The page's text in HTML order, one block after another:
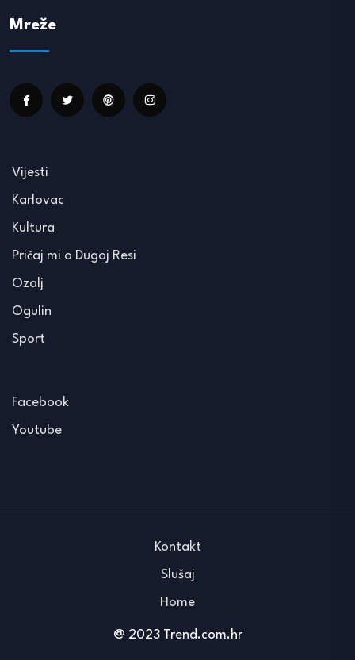
Mreže
Vijesti
Karlovac
Kultura
Pričaj mi o Dugoj Resi
Ozalj
Ogulin
Sport
Facebook
Youtube
@ 2023 Trend.com.hr
Kontakt
Slušaj
Home